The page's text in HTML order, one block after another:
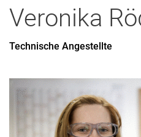
Veronika
Technische Angestellte